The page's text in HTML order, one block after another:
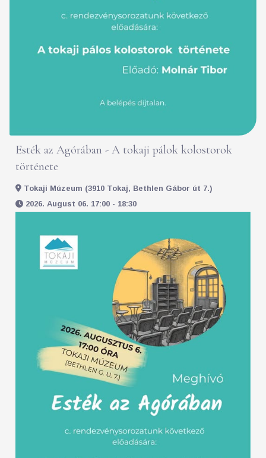
Esték az Agórában - A tokaji pálok kolostorok
története
Tokaji Múzeum (3910 Tokaj, Bethlen Gábor út 7.)
2026. August 06. 17:00 - 18:30